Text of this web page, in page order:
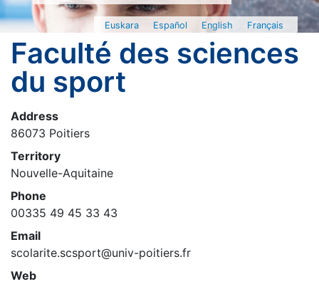
Euskara Español English Français
Faculté des sciences
du sport
Address
86073 Poitiers
Territory
Nouvelle-Aquitaine
Phone
00335 49 45 33 43
Email
scolarite.scsport@univ-poitiers.fr
Web